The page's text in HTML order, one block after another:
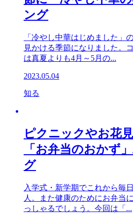
ング
「冷やし中華はじめました」
見かける季節になりました。
は真夏よりも4月～5月の...
2023.05.04
知る
ピクニックやお花
「お弁当のおかず
グ
入学式・新学期でこれから毎
人。また健康のためにお弁当
っしゃるでしょう。今回は「...